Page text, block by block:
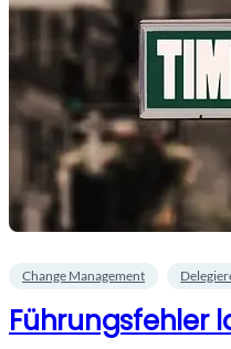
Change Management
Führungsfehler